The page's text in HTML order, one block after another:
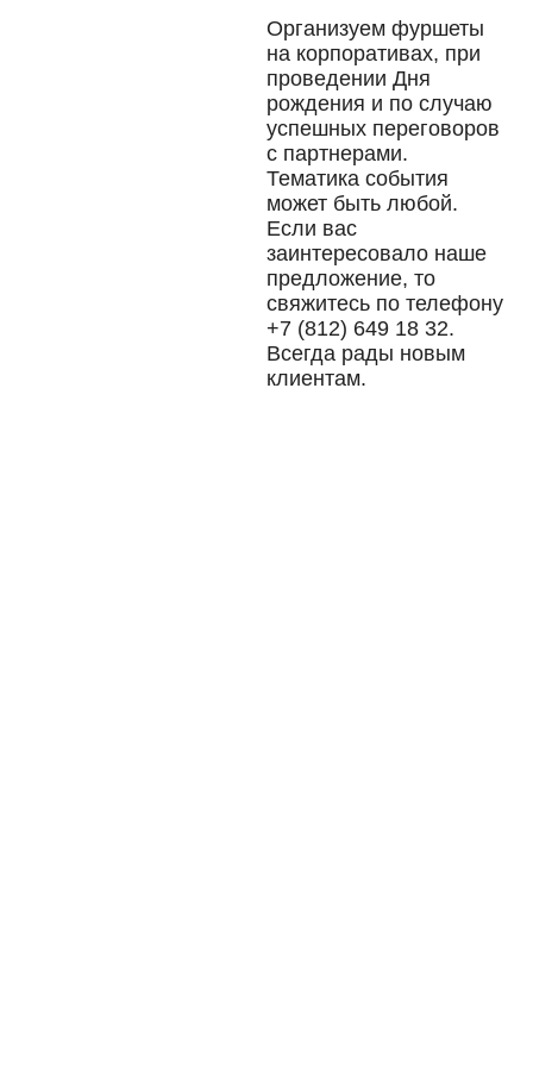
Организуем фуршеты
на корпоративах, при
проведении Дня
рождения и по случаю
успешных переговоров
с партнерами.
Тематика события
может быть любой.
Если вас
заинтересовало наше
предложение, то
свяжитесь по телефону
+7 (812) 649 18 32.
Всегда рады новым
клиентам.